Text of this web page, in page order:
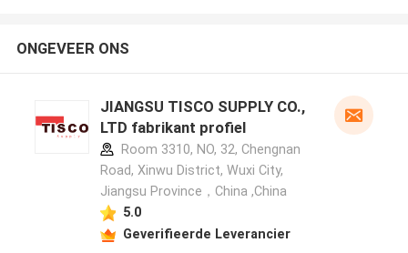
ONGEVEER ONS
JIANGSU TISCO SUPPLY CO.,
LTD fabrikant profiel
Room 3310, NO, 32, Chengnan
Road, Xinwu District, Wuxi City,
Jiangsu Province，China ,China
5.0
Geverifieerde Leverancier